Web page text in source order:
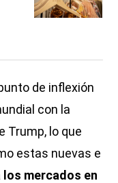
de inflexión
con la
Trump, lo que
estas nuevas e
mercados en